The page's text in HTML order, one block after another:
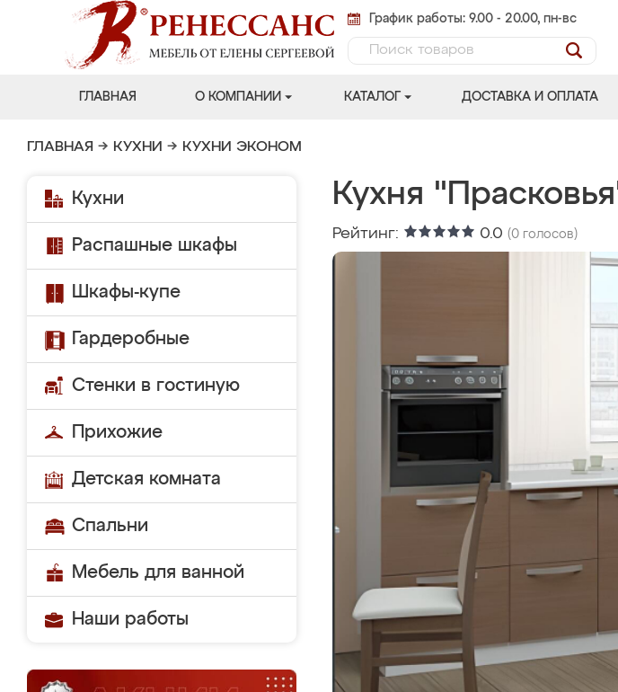
График работы: 9.00 - 20.00, пн-вс
ГЛАВНАЯ О КОМПАНИИ КАТАЛОГ ДОСТАВКА И ОПЛАТА
ГЛАВНАЯ → КУХНИ → КУХНИ ЭКОНОМ
Кухни
Распашные шкафы
Шкафы-купе
Гардеробные
Стенки в гостиную
Прихожие
Детская комната
Спальни
Мебель для ванной
Наши работы
Кухня
Рейтинг: 0.0 (0 голосов)